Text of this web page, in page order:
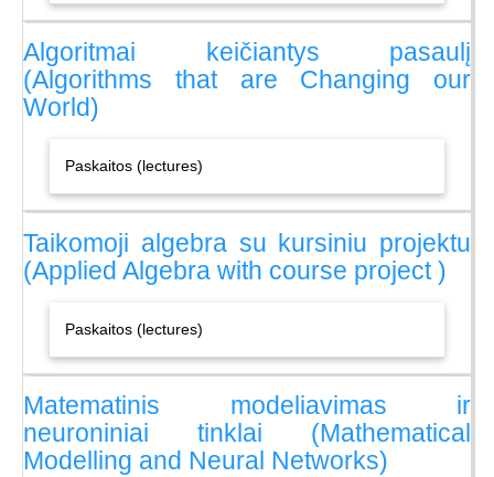
Algoritmai keičiantys pasaulį
(Algorithms that are Changing our
World)
Paskaitos (lectures)
Taikomoji algebra su kursiniu projektu
(Applied Algebra with course project )
Paskaitos (lectures)
Matematinis modeliavimas ir
neuroniniai tinklai (Mathematical
Modelling and Neural Networks)